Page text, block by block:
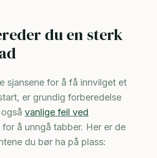
du en sterk
sjansene for å få innvilget et
er grundig forberedelse
vanlige feil ved
for å unngå tabber. Her er de
du bør ha på plass: